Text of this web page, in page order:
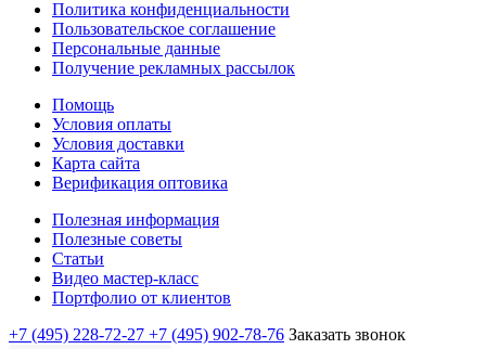
Политика конфиденциальности
Пользовательское соглашение
Персональные данные
Получение рекламных рассылок
Помощь
Условия оплаты
Условия доставки
Карта сайта
Верификация оптовика
Полезная информация
Полезные советы
Статьи
Видео мастер-класс
Портфолио от клиентов
+7 (495) 228-72-27 +7 (495) 902-78-76 Заказать звонок